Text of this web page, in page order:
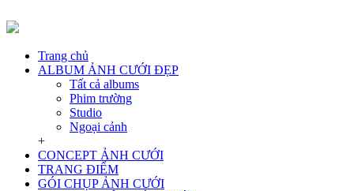
Trang chủ
ALBUM ẢNH CƯỚI ĐẸP
Tất cả albums
Phim trường
Studio
Ngoại cảnh
+
CONCEPT ẢNH CƯỚI
TRANG ĐIỂM
GÓI CHỤP ẢNH CƯỚI